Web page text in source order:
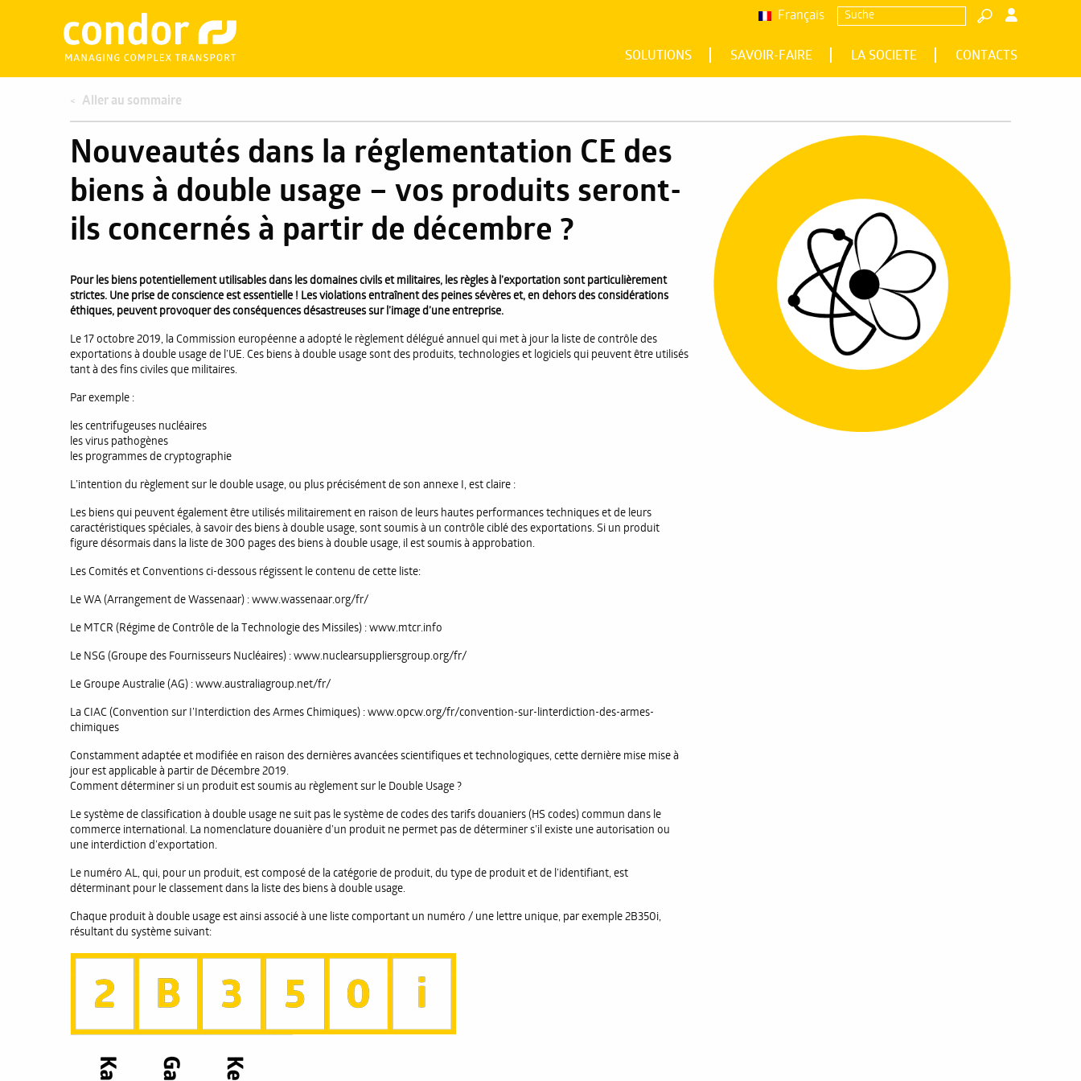
SOLUTIONS SAVOIR-FAIRE LA SOCIETE CONTACTS
Français Suche
Aller au sommaire
Nouveautés dans la réglementation CE des
biens à double usage – vos produits seront-
ils concernés à partir de décembre ?
Pour les biens potentiellement utilisables dans les domaines civils et militaires, les règles à l’exportation sont particulièrement
strictes. Une prise de conscience est essentielle ! Les violations entraînent des peines sévères et, en dehors des considérations
éthiques, peuvent provoquer des conséquences désastreuses sur l’image d’une entreprise.
Le 17 octobre 2019, la Commission européenne a adopté le règlement délégué annuel qui met à jour la liste de contrôle des
exportations à double usage de l’UE. Ces biens à double usage sont des produits, technologies et logiciels qui peuvent être utilisés
tant à des fins civiles que militaires.
Par exemple :
les centrifugeuses nucléaires
les virus pathogènes
les programmes de cryptographie
L’intention du règlement sur le double usage, ou plus précisément de son annexe I, est claire :
Les biens qui peuvent également être utilisés militairement en raison de leurs hautes performances techniques et de leurs
caractéristiques spéciales, à savoir des biens à double usage, sont soumis à un contrôle ciblé des exportations. Si un produit
figure désormais dans la liste de 300 pages des biens à double usage, il est soumis à approbation.
Les Comités et Conventions ci-dessous régissent le contenu de cette liste:
Le WA (Arrangement de Wassenaar) : www.wassenaar.org/fr/
Le MTCR (Régime de Contrôle de la Technologie des Missiles) : www.mtcr.info
Le NSG (Groupe des Fournisseurs Nucléaires) : www.nuclearsuppliersgroup.org/fr/
Le Groupe Australie (AG) : www.australiagroup.net/fr/
La CIAC (Convention sur I’Interdiction des Armes Chimiques) : www.opcw.org/fr/convention-sur-linterdiction-des-armes-
chimiques
Constamment adaptée et modifiée en raison des dernières avancées scientifiques et technologiques, cette dernière mise mise à
jour est applicable à partir de Décembre 2019.
Comment déterminer si un produit est soumis au règlement sur le Double Usage ?
Le système de classification à double usage ne suit pas le système de codes des tarifs douaniers (HS codes) commun dans le
commerce international. La nomenclature douanière d’un produit ne permet pas de déterminer s’il existe une autorisation ou
une interdiction d’exportation.
Le numéro AL, qui, pour un produit, est composé de la catégorie de produit, du type de produit et de l’identifiant, est
déterminant pour le classement dans la liste des biens à double usage.
Chaque produit à double usage est ainsi associé à une liste comportant un numéro / une lettre unique, par exemple 2B350i,
résultant du système suivant: